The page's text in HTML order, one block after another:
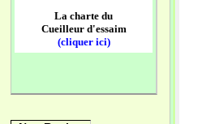
La charte du
Cueilleur d'essaim
(cliquer ici)